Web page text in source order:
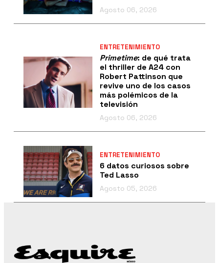
Agosto 06, 2026
ENTRETENIMIENTO
Primetime: de qué trata
el thriller de A24 con
Robert Pattinson que
revive uno de los casos
más polémicos de la
televisión
Agosto 06, 2026
ENTRETENIMIENTO
6 datos curiosos sobre
Ted Lasso
Agosto 05, 2026